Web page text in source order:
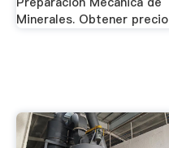
Minerales. Obtener precio